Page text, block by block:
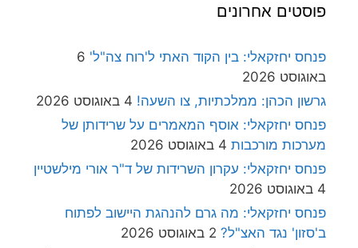
פוסטים אחרונים
פנחס יחזקאלי: בין הקוד האתי ל'רוח צה"ל' 6
באוגוסט 2026
גרשון הכהן: ממלכתיות, צו השעה! 4 באוגוסט 2026
פנחס יחזקאלי: אוסף המאמרים על שרידותן של
מערכות מורכבות 4 באוגוסט 2026
פנחס יחזקאלי: עקרון השרידות של ד"ר אורי מילשטיין
4 באוגוסט 2026
פנחס יחזקאלי: מה גרם להנהגת היישוב לפתוח
ב'סזון' נגד האצ"ל? 2 באוגוסט 2026